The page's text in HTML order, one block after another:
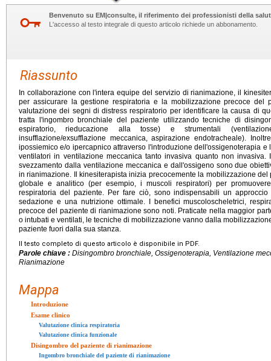
Benvenuto su EM|consulte, il riferimento dei professionisti della
L'accesso al testo integrale di questo articolo richiede un abbonamento.
Riassunto
In collaborazione con l'intera equipe del servizio di rianimazione, il
per assicurare la gestione respiratoria e la mobilizzazione precoce del
valutazione dei segni di distress respiratorio per identificare la causa di
tratta l'ingombro bronchiale del paziente utilizzando tecniche di
espiratorio, rieducazione alla tosse) e strumentali
insufflazione/exsufflazione meccanica, aspirazione endotracheale).
ipossiemico e/o ipercapnico attraverso l'introduzione dell'ossigenoterapia
ventilatori in ventilazione meccanica tanto invasiva quanto non
svezzamento dalla ventilazione meccanica e dall'ossigeno sono due
in rianimazione. Il kinesiterapista inizia precocemente la mobilizzazione
globale e analitico (per esempio, i muscoli respiratori) per
respiratoria del paziente. Per fare ciò, sono indispensabili un
sedazione e una nutrizione ottimale. I benefici muscoloscheletrici,
precoce del paziente di rianimazione sono noti. Praticate nella maggior
o intubati e ventilati, le tecniche di mobilizzazione vanno dalla
paziente fuori dalla sua stanza.
Il testo completo di questo articolo è disponibile in PDF.
Parole chiave : Disingombro bronchiale, Ossigenoterapia, Ventilazione
Rianimazione
Mappa
Introduzione
Esame clinico
Valutazione clinica respiratoria
Valutazione clinica funzionale
Disingombro del paziente di rianimazione
Ingombro bronchiale del paziente di rianimazione